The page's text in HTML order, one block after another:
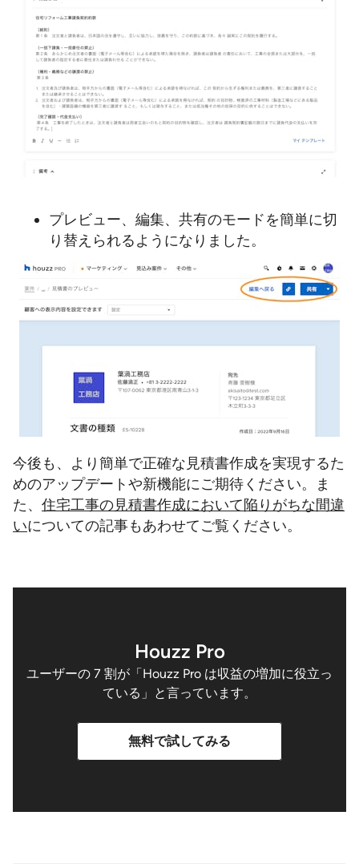
プレビュー、編集、共有のモードを簡単に切
り替えられるようになりました。
今後も、より簡単で正確な見積書作成を実現するた
めのアップデートや新機能にご期待ください。ま
た、 住宅工事の見積書作成において陥りがちな間違
いについての記事もあわせてご覧ください。
Houzz Pro
ユーザーの 7 割が「Houzz Pro は収益の増加に役立っ
ている」と言っています。
無料で試してみる